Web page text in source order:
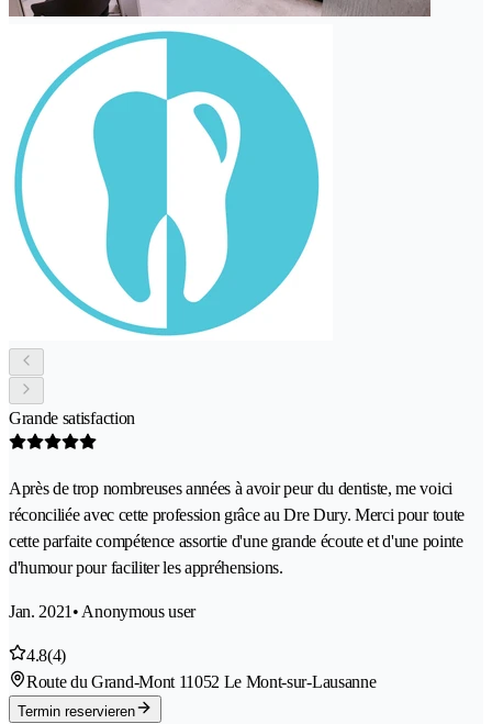
Grande satisfaction
Après de trop nombreuses années à avoir peur du dentiste, me voici
réconciliée avec cette profession grâce au Dre Dury. Merci pour toute
cette parfaite compétence assortie d'une grande écoute et d'une pointe
d'humour pour faciliter les appréhensions.
Jan. 2021 • Anonymous user
4.8(4)
Route du Grand-Mont 11052 Le Mont-sur-Lausanne
Termin reservieren